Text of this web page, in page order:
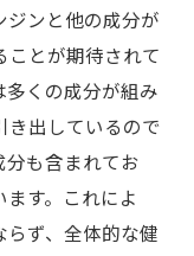
ジンと他の成分が
ことが期待されて
多くの成分が組み
き出しているので
分も含まれてお
す。これによ
らず、全体的な健